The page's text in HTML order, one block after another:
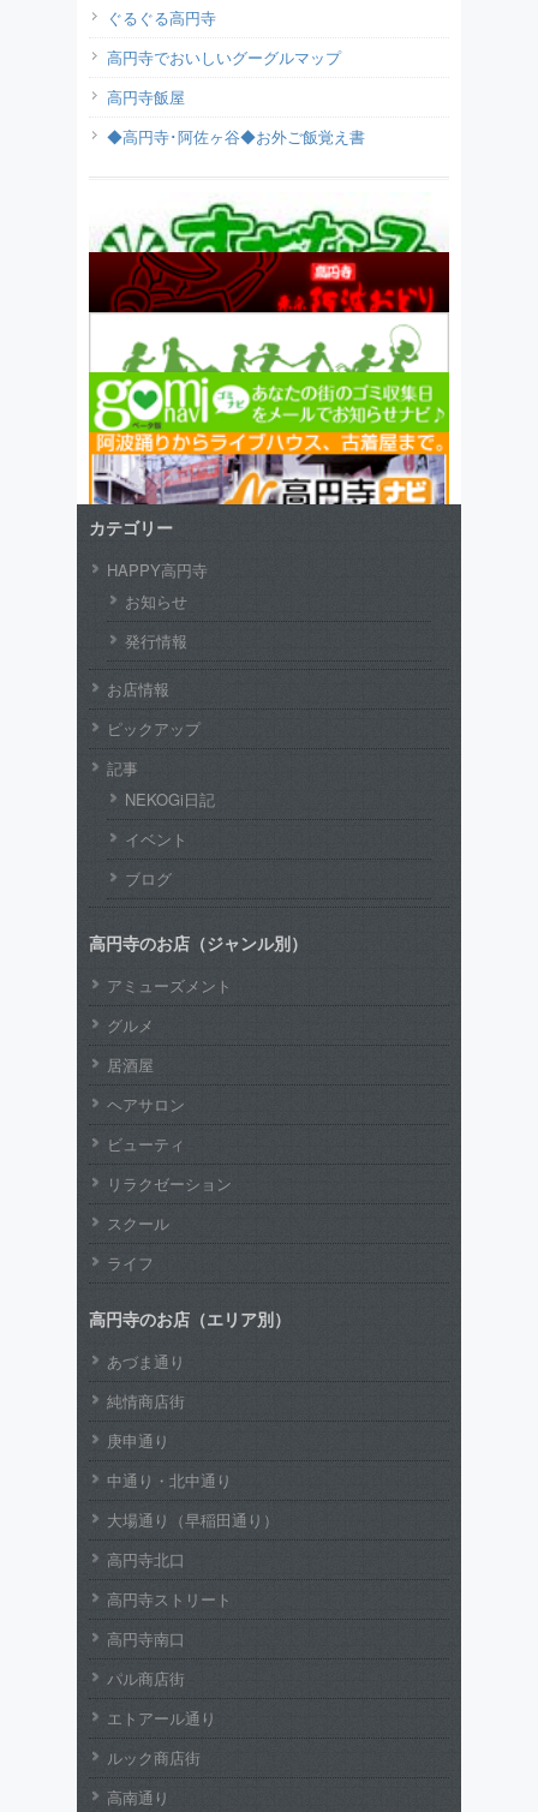
ぐるぐる高円寺
高円寺でおいしいグーグルマップ
高円寺飯屋
◆高円寺･阿佐ヶ谷◆お外ご飯覚え書
カテゴリー
HAPPY高円寺
お知らせ
発行情報
お店情報
ピックアップ
記事
NEKOGi日記
イベント
ブログ
高円寺のお店（ジャンル別）
アミューズメント
グルメ
居酒屋
ヘアサロン
ビューティ
リラクゼーション
スクール
ライフ
高円寺のお店（エリア別）
あづま通り
純情商店街
庚申通り
中通り・北中通り
大場通り（早稲田通り）
高円寺北口
高円寺ストリート
高円寺南口
パル商店街
エトアール通り
ルック商店街
高南通り